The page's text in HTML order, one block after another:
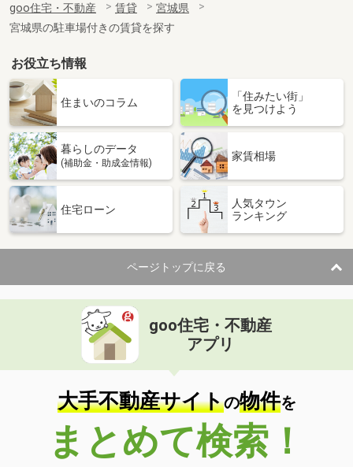
専有面積
52.92m²
間取り
2LDK
宮城県黒川郡大和町吉岡字道下
価 格
5.45万円
宮城県黒川郡大和町吉岡字道下
専有面積 44.97m²
間取り
宮城県多賀城市下馬３
住 所
宮城県多賀城市下馬３
専有面積 23.71m²
間取り
1K
宮城県塩竈市玉川１
価 格
住 所
宮城県塩竈市玉川１
専有面積 23.6m²
間取り
1K
宮城県仙台市青葉区滝道
価 格
3.80万円
goo住宅・不動産 賃貸
宮城県
宮城県の駐車場付きの賃貸を探す
お役立ち情報
住まいのコラム
「住みたい街」
を見つけよう
暮らしのデータ
(補助金・助成金情報)
家賃相場
住宅ローン
人気タウン
ランキング
ページトップに戻る
goo住宅・不動産
アプリ
大手不動産サイトの物件を
まとめて検索！